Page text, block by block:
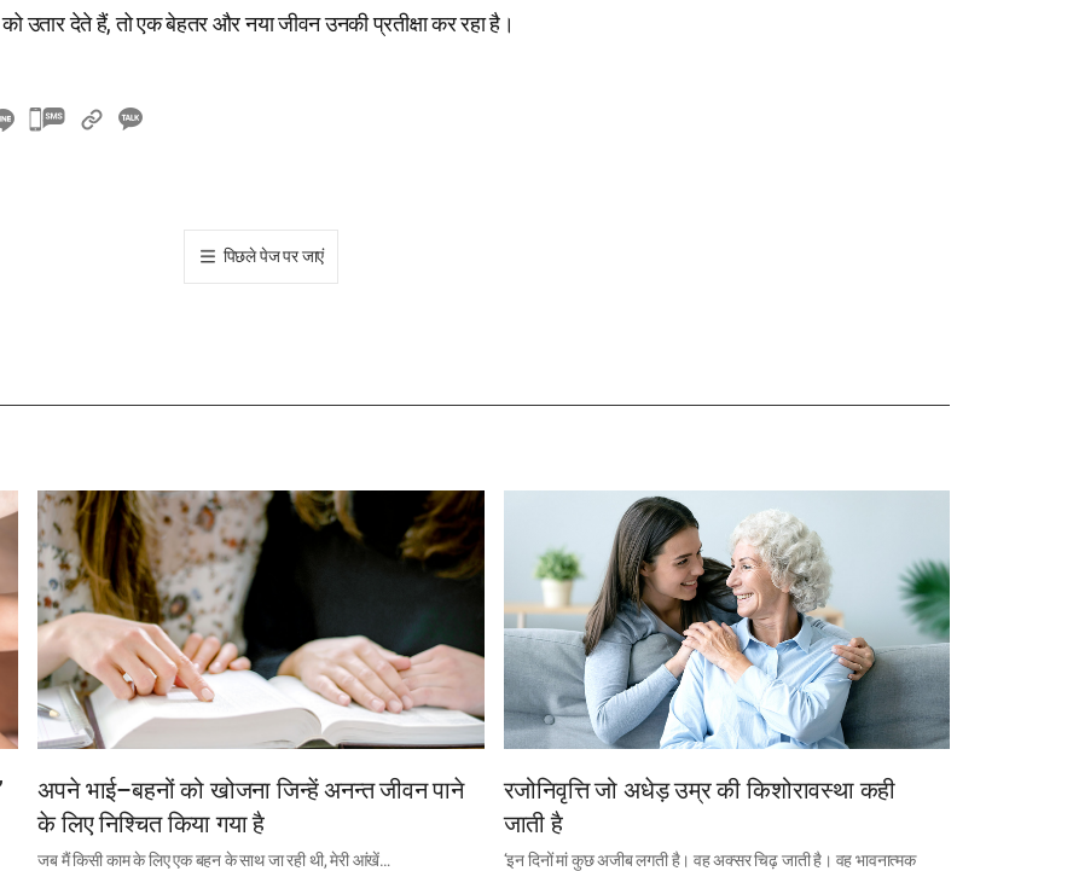
उतार देते हैं, तो एक बेहतर और नया जीवन उनकी प्रतीक्षा कर रहा है।
카
पिछले पेज पर जाएं
अपने भाई–बहनों को खोजना जिन्हें अनन्त जीवन पाने
के लिए निश्चित किया गया है
जब मैं किसी काम के लिए एक बहन के साथ जा रही थी, मेरी आंखें…
रजोनिवृत्ति जो अधेड़ उम्र की किशोरावस्था कही
जाती है
‘इन दिनों मां कुछ अजीब लगती है। वह अक्सर चिढ़ जाती है। वह भावनात्मक